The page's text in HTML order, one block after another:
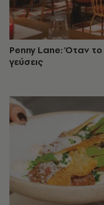
Penny Lane: Όταν
γεύσεις